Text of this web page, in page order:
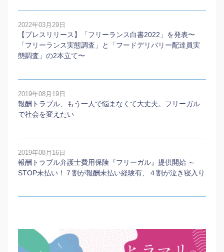
2022年03月29日
【プレスリリース】「フリーランス白書2022」を発表〜
「フリーランス実態調査」と「フードデリバリー配達員実
態調査」の2本⽴て〜
2019年08月19日
報酬トラブル、もう一人で悩まなくて大丈夫。フリーガル
で社会を変えたい
2019年08月16日
報酬トラブル弁護士費用保険『フリーガル』提供開始 ～
STOP未払い！７割が報酬未払い経験有、４割が泣き寝入り